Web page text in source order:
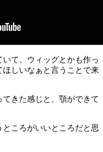
て、ウィッグとかも作っ
しいなぁと言うことで来
きた感じと、顎ができて
ころがいいところだと思